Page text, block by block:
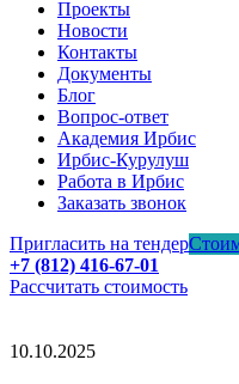
Проекты
Новости
Контакты
Документы
Блог
Вопрос-ответ
Академия Ирбис
Ирбис-Курулуш
Работа в Ирбис
Заказать звонок
Пригласить на тендер
+7 (812) 416-67-01
Рассчитать стоимость
10.10.2025